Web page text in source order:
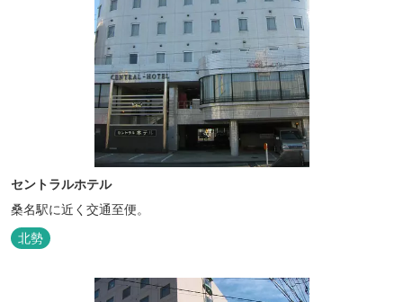
セントラルホテル
桑名駅に近く交通至便。
北勢